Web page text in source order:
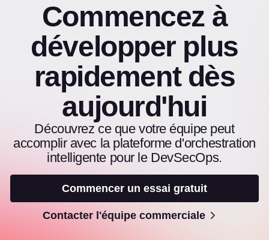
Commencez à
développer plus
rapidement dès
aujourd'hui
Découvrez ce que votre équipe peut
accomplir avec la plateforme d'orchestration
intelligente pour le DevSecOps.
Commencer un essai gratuit
Contacter l'équipe commerciale